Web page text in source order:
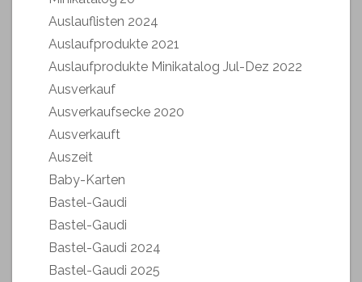
Auslauflisten 2024
Auslaufprodukte 2021
Auslaufprodukte Minikatalog Jul-Dez 2022
Ausverkauf
Ausverkaufsecke 2020
Ausverkauft
Auszeit
Baby-Karten
Bastel-Gaudi
Bastel-Gaudi
Bastel-Gaudi 2024
Bastel-Gaudi 2025